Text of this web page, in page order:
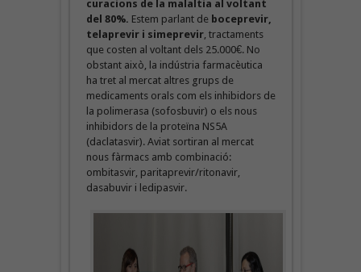
curacions de la malaltia al voltant
del 80%. Estem parlant de boceprevir,
telaprevir i simeprevir, tractaments
que costen al voltant dels 25.000€. No
obstant això, la indústria farmacèutica
ha tret al mercat altres grups de
medicaments orals com els inhibidors de
la polimerasa (sofosbuvir) o els nous
inhibidors de la proteïna NS5A
(daclatasvir). Aviat sortiran al mercat
nous fàrmacs amb combinació:
ombitasvir, paritaprevir/ritonavir,
dasabuvir i ledipasvir.